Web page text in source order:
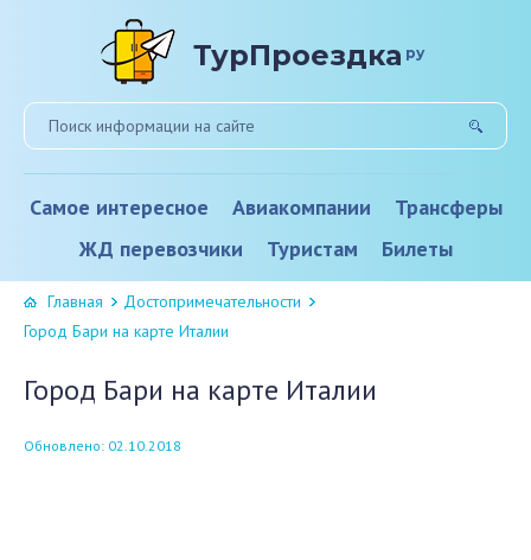
ТурПроездка ру
Самое интересное Авиакомпании
Трансферы
ЖД перевозчики
Туристам Билеты
Главная
Достопримечательности
Город Бари на карте Италии
Город Бари на карте Италии
Обновлено: 02.10.2018